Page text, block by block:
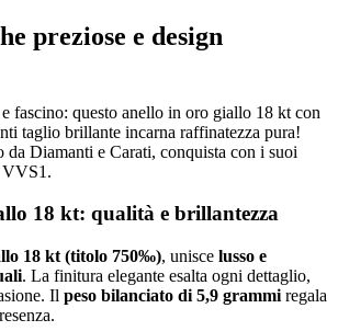
preziose e design
fascino: questo anello in oro giallo 18 kt con
taglio brillante incarna raffinatezza pura!
da Diamanti e Carati, conquista con i suoi
VVS1.
18 kt: qualità e brillantezza
18 kt (titolo 750‰), unisce lusso e
. La finitura elegante esalta ogni dettaglio,
Il peso bilanciato di 5,9 grammi regala